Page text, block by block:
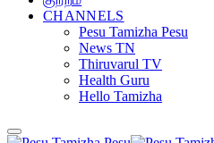
CHANNELS
Pesu Tamizha Pesu
News TN
Thiruvarul TV
Health Guru
Hello Tamizha